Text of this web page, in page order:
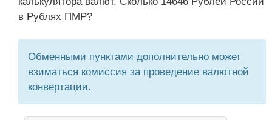
в Рублях ПМР?
Обменными пунктами дополнительно может
взиматься комиссия за проведение валютной
конвертации.